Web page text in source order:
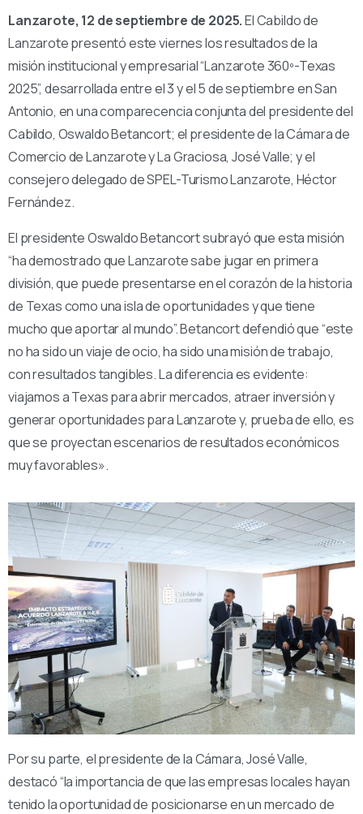
Lanzarote, 12 de septiembre de 2025.El Cabildo de
Lanzarote presentó este viernes los resultados de la
misión institucional y empresarial “Lanzarote 360º-Texas
2025”, desarrollada entre el 3 y el 5 de septiembre en San
Antonio, en una comparecencia conjunta del presidente del
Cabildo, Oswaldo Betancort; el presidente de la Cámara de
Comercio de Lanzarote y La Graciosa, José Valle; y el
consejero delegado de SPEL-Turismo Lanzarote, Héctor
Fernández.
El presidente Oswaldo Betancort subrayó que esta misión
“ha demostrado que Lanzarote sabe jugar en primera
división, que puede presentarse en el corazón de la historia
de Texas como una isla de oportunidades y que tiene
mucho que aportar al mundo”. Betancort defendió que “este
no ha sido un viaje de ocio, ha sido una misión de trabajo,
con resultados tangibles. La diferencia es evidente:
viajamos a Texas para abrir mercados, atraer inversión y
generar oportunidades para Lanzarote y, prueba de ello, es
que se proyectan escenarios de resultados económicos
muy favorables».
Por su parte, el presidente de la Cámara, José Valle,
destacó “la importancia de que las empresas locales hayan
tenido la oportunidad de posicionarse en un mercado de